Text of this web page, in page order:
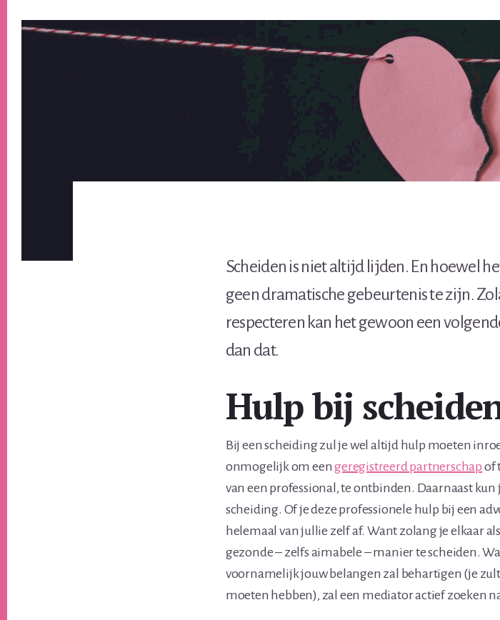
Scheiden is niet altijd lijden. En hoewel
geen dramatische gebeurtenis te zijn.
respecteren kan het gewoon een
dan dat.
Hulp bij
Bij een scheiding zul je wel altijd hulp moeten
onmogelijk om eengeregistreerd partnerschap of
van een professional, te ontbinden. Daarnaast
scheiding. Of je deze professionele hulp bij een
helemaal van jullie zelf af. Want zolang je elkaar
gezonde – zelfs aimabele – manier te scheiden.
voornamelijk jouw belangen zal behartigen (je
moeten hebben), zal een mediator actief zoeken